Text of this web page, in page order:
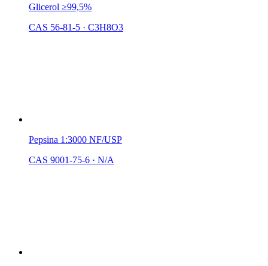
Glicerol ≥99,5%
CAS 56-81-5 · C3H8O3
Pepsina 1:3000 NF/USP
CAS 9001-75-6 · N/A